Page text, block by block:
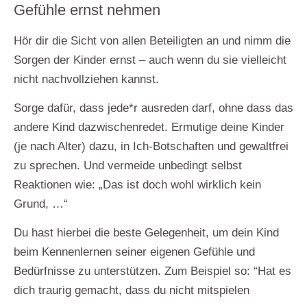
Gefühle ernst nehmen
Hör dir die Sicht von allen Beteiligten an und nimm die
Sorgen der Kinder ernst – auch wenn du sie vielleicht
nicht nachvollziehen kannst.
Sorge dafür, dass jede*r ausreden darf, ohne dass das
andere Kind dazwischenredet. Ermutige deine Kinder
(je nach Alter) dazu, in Ich-Botschaften und gewaltfrei
zu sprechen. Und vermeide unbedingt selbst
Reaktionen wie: „Das ist doch wohl wirklich kein
Grund, …“
Du hast hierbei die beste Gelegenheit, um dein Kind
beim Kennenlernen seiner eigenen Gefühle und
Bedürfnisse zu unterstützen. Zum Beispiel so: “Hat es
dich traurig gemacht, dass du nicht mitspielen